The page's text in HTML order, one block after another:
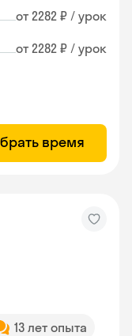
от 2282 ₽ / урок
от 2282 ₽ / урок
время
13 лет опыта